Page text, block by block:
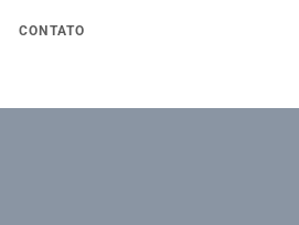
CONTATO